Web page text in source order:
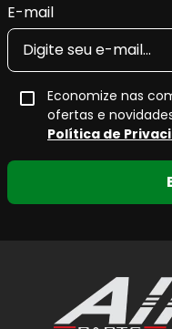
E-mail
Economize nas
ofertas e
Política de